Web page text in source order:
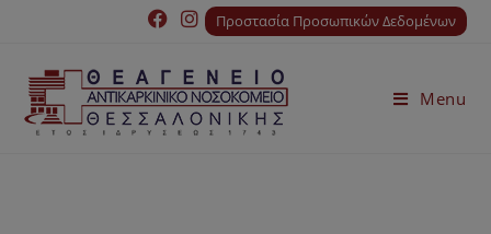
Προστασία Προσωπικών Δεδομένων
Menu